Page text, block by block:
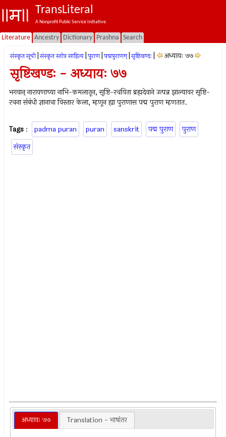
TransLiteral
A Nonprofit Public Service Initiative.
Literature Ancestry Dictionary Prashna Search
संस्कृत सूची संस्कृत स्तोत्र साहित्य पुराण पद्मपुराणम् सृष्टिखण्डः अध्यायः ७७
सृष्टिखण्डः - अध्यायः ७७
भगवान् नारायणाच्या नाभि-कमलातून, सृष्टि-रचयिता ब्रह्मदेवाने उत्पन्न झाल्यावर सृष्टि-
रचना संबंधी ज्ञानाचा विस्तार केला, म्हणून ह्या पुराणास पद्म पुराण म्हणतात.
Tags : padma puran puran sanskrit पद्म पुराण
पुराण
संस्कृत
अध्यायः ७७ Translation - भाषांतर